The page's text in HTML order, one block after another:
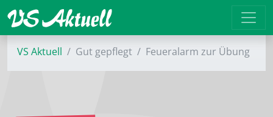
VS Aktuell Gut gepflegt Feueralarm zur Übung